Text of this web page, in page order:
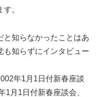
。
知らなかったことはあ
も知らずにインタビュー
年1月1日付新春座談
1月1日付新春座談会、